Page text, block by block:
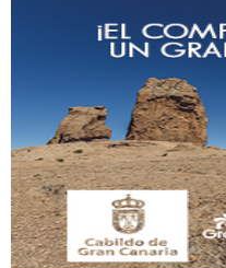
Gato manso encontrado
Este gato macho ha aparecido en la
manso y extremadamente cari...
Leales.org » Gran Canaria | 9.7.2025